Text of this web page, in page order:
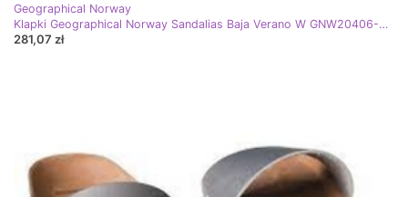
Geographical Norway
Klapki Geographical Norway Sandalias Baja Verano W GNW20406-27 złoty
281,07 zł